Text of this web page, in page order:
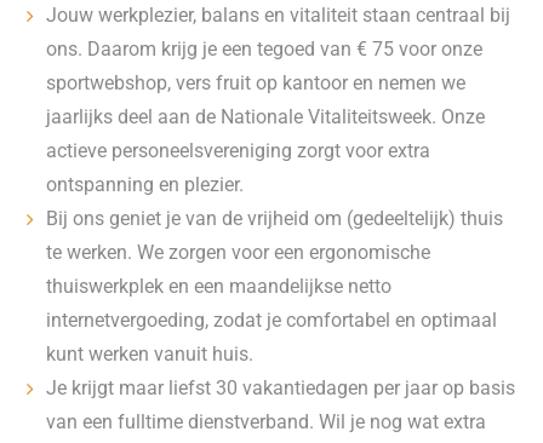
Jouw werkplezier, balans en vitaliteit staan centraal bij
ons. Daarom krijg je een tegoed van € 75 voor onze
sportwebshop, vers fruit op kantoor en nemen we
jaarlijks deel aan de Nationale Vitaliteitsweek. Onze
actieve personeelsvereniging zorgt voor extra
ontspanning en plezier.
Bij ons geniet je van de vrijheid om (gedeeltelijk) thuis
te werken. We zorgen voor een ergonomische
thuiswerkplek en een maandelijkse netto
internetvergoeding, zodat je comfortabel en optimaal
kunt werken vanuit huis.
Je krijgt maar liefst 30 vakantiedagen per jaar op basis
van een fulltime dienstverband. Wil je nog wat extra